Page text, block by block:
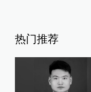
热门推荐